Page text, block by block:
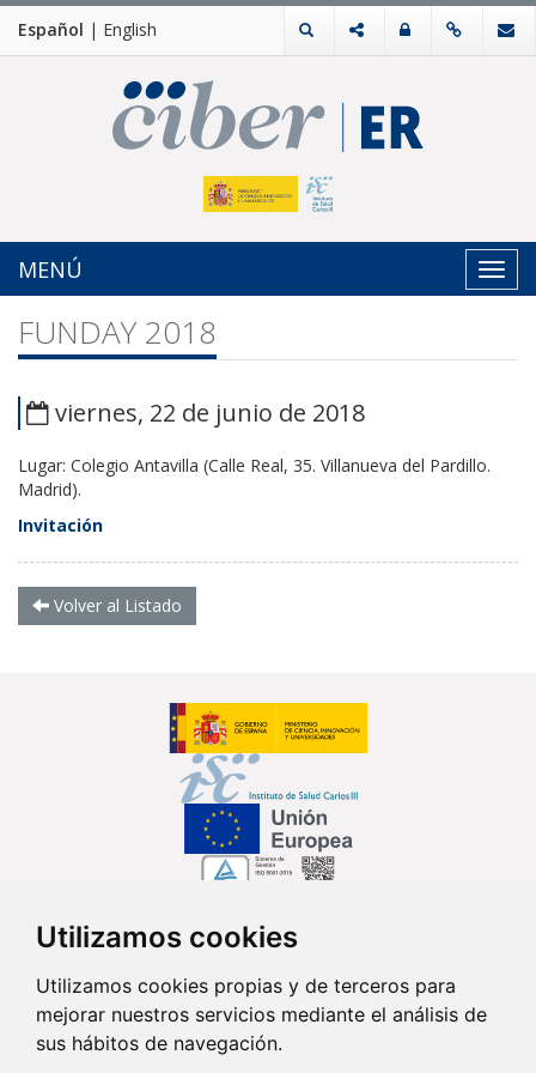
Utilizamos cookies
Utilizamos cookies propias y de terceros para
mejorar nuestros servicios mediante el análisis de
sus hábitos de navegación.
Español | English
MENÚ
FUNDAY 2018
viernes, 22 de junio de 2018
Lugar: Colegio Antavilla (Calle Real, 35. Villanueva del Pardillo.
Madrid).
Invitación
Volver al Listado
Síguenos en...
Contacto